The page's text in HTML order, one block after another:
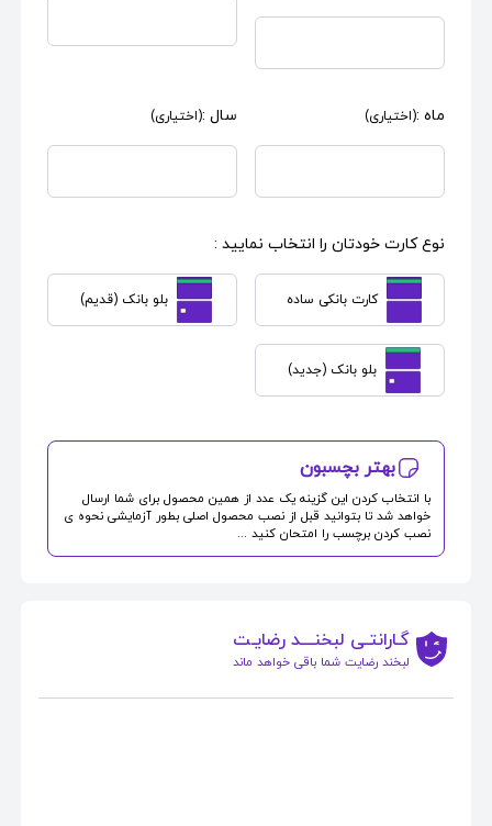
ماه :(اختیاری) سال :(اختیاری)
نوع کارت خودتان را انتخاب نمایید :
کارت بانکی ساده بلو بانک (قدیم)
بلو بانک (جدید)
بهتر بچسبون
با انتخاب کردن این گزینه یک عدد از همین محصول برای شما ارسال
خواهد شد تا بتوانید قبل از نصب محصول اصلی بطور آزمایشی نحوه ی
نصب کردن برچسب را امتحان کنید ...
گـارانتـی لبخنــــد رضایـت
لبخند رضایت شما باقی خواهد ماند